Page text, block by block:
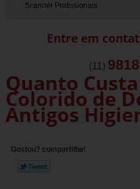
Scanner Profissionais
Entre em
(11)
Quanto
Colorido de
Antigos
Gostou? compartilhe!